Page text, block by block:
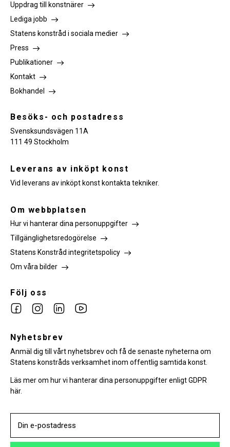
Uppdrag till konstnärer
Lediga jobb
Statens konstråd i sociala medier
Press
Publikationer
Kontakt
Bokhandel
Besöks- och postadress
Svensksundsvägen 11A
111 49 Stockholm
Leverans av inköpt konst
Vid leverans av inköpt konst kontakta tekniker.
Om webbplatsen
Hur vi hanterar dina personuppgifter
Tillgänglighetsredogörelse
Statens Konstråd integritetspolicy
Om våra bilder
Följ oss
facebookinstagramLinkedin
Nyhetsbrev
Anmäl dig till vårt nyhetsbrev och få de senaste nyheterna om
Statens konstråds verksamhet inom offentlig samtida konst.
Läs mer om hur vi hanterar dina personuppgifter enligt GDPR
här.